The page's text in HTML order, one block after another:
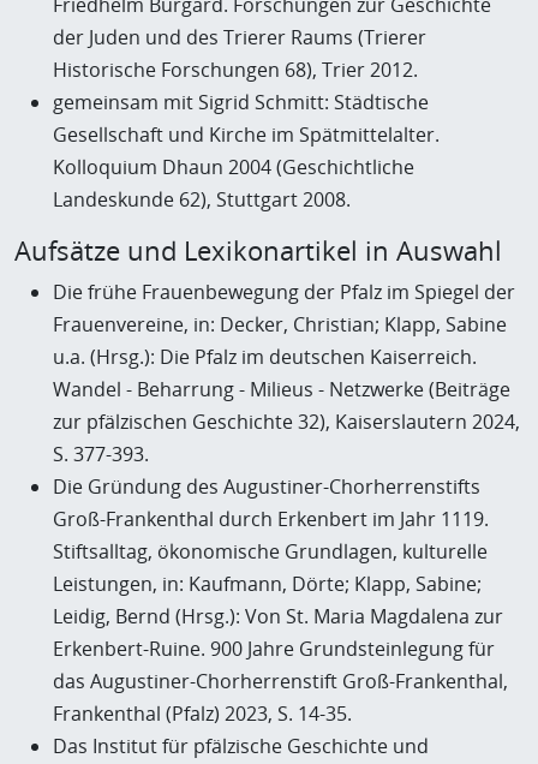
der Juden und des Trierer Raums (Trierer
Historische Forschungen 68), Trier 2012.
gemeinsam mit Sigrid Schmitt: Städtische
Gesellschaft und Kirche im Spätmittelalter.
Kolloquium Dhaun 2004 (Geschichtliche
Landeskunde 62), Stuttgart 2008.
Aufsätze und Lexikonartikel in Auswahl
Die frühe Frauenbewegung der Pfalz im Spiegel der
Frauenvereine, in: Decker, Christian; Klapp, Sabine
u.a. (Hrsg.): Die Pfalz im deutschen Kaiserreich.
Wandel - Beharrung - Milieus - Netzwerke (Beiträge
zur pfälzischen Geschichte 32), Kaiserslautern 2024,
S. 377-393.
Die Gründung des Augustiner-Chorherrenstifts
Groß-Frankenthal durch Erkenbert im Jahr 1119.
Stiftsalltag, ökonomische Grundlagen, kulturelle
Leistungen, in: Kaufmann, Dörte; Klapp, Sabine;
Leidig, Bernd (Hrsg.): Von St. Maria Magdalena zur
Erkenbert-Ruine. 900 Jahre Grundsteinlegung für
das Augustiner-Chorherrenstift Groß-Frankenthal,
Frankenthal (Pfalz) 2023, S. 14-35.
Das Institut für pfälzische Geschichte und